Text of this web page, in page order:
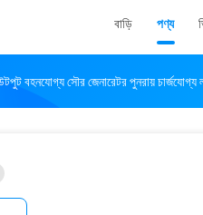
বাড়ি পণ্য
সৌর জেনারেটর পুনরায় চার্জযোগ্য